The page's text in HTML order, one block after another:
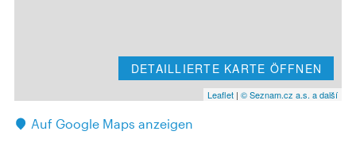
DETAILLIERTE KARTE ÖFFNEN
Leaflet | © Seznam.cz a.s. a další
Auf Google Maps anzeigen